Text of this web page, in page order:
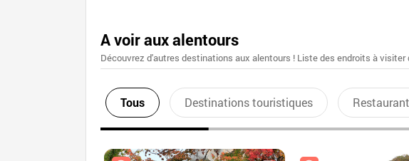
A voir aux alentours
Découvrez d'autres destinations aux alentours ! Liste des endroits à visiter
Tous Destinations touristiques